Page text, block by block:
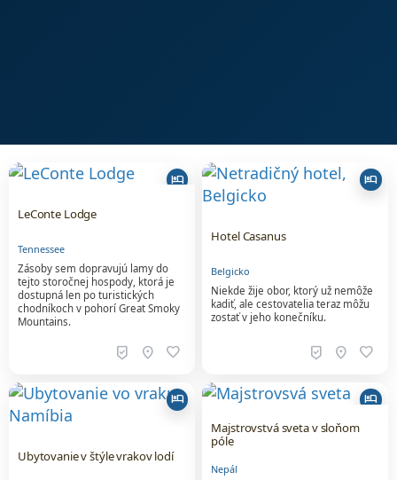
hotel
LeConte Lodge
Tennessee
Zásoby sem dopravujú lamy do
tejto storočnej hospody, ktorá je
dostupná len po turistických
chodníkoch v pohorí Great Smoky
Mountains.
beenhere location_on favorite
hotel
Hotel Casanus
Belgicko
Niekde žije obor, ktorý už nemôže
kadiť, ale cestovatelia teraz môžu
zostať v jeho konečníku.
beenhere location_on favorite
hotel
Ubytovanie v štýle vrakov lodí
hotel
Majstrovstvá sveta v sloňom
póle
Nepál